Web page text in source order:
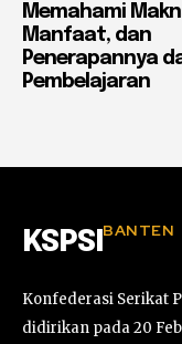
Memahami
Manfaat, dan
Penerapannya
Pembelajaran
KSPSI BANTEN
Konfederasi Serikat
didirikan pada 20